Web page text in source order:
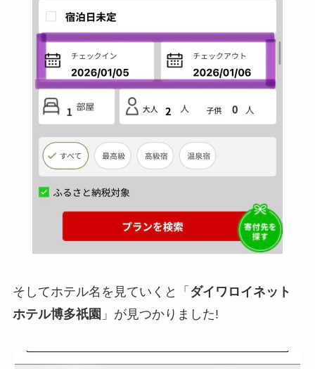
そしてホテル名を見ていくと「 ダイワロイネット
ホテル博多祇園 」が見つかりました!